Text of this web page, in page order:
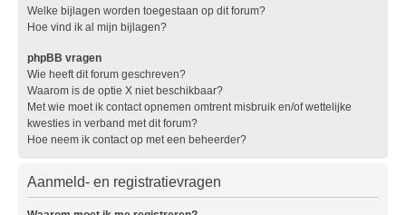
Welke bijlagen worden toegestaan op dit forum?
Hoe vind ik al mijn bijlagen?
phpBB vragen
Wie heeft dit forum geschreven?
Waarom is de optie X niet beschikbaar?
Met wie moet ik contact opnemen omtrent misbruik en/of wettelijke
kwesties in verband met dit forum?
Hoe neem ik contact op met een beheerder?
Aanmeld- en registratievragen